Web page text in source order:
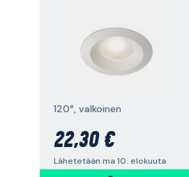
120°, valkoinen
22,30 €
Lähetetään ma 10. elokuuta